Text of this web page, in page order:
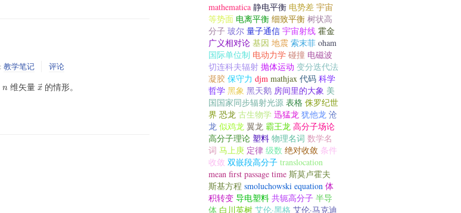
教学笔记 评论
n
n 维矢量x
x→的情形。
mathematica 静电平衡 电势差 宇宙
等势面 电离平衡 细致平衡 树状高
分子 玻尔 量子通信 宇宙射线 霍金
广义相对论 基因 地震 索末菲 oham
国际单位制 电动力学 碰撞 电磁波
切连科夫辐射 抛体运动 变分迭代法
凝胶 保守力 djm mathjax 代码 科学
哲学 黑象 黑天鹅 房间里的大象 美
国国家同步辐射光源 表格 侏罗纪世
界 恐龙 古生物学 迅猛龙 犹他龙 沧
龙 似鸡龙 翼龙 霸王龙 高分子场论
高分子理论 塑料 物理名词 数学名
词 马上庚 定律 级数 绝对收敛 条件
收敛 双嵌段高分子 translocation
mean first passage time 斯莫卢霍夫
斯基方程 smoluchowski equation 体
积转变 导电塑料 共轭高分子 半导
体 白川英树 艾伦·黑格 艾伦·马克迪